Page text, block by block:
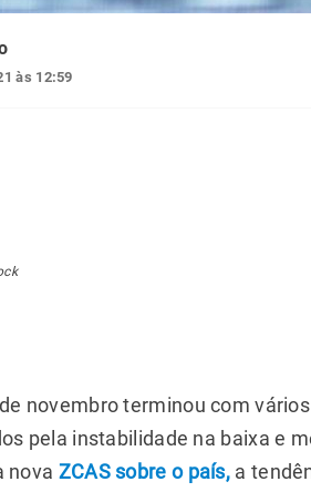
às 12:59
novembro terminou com
pela instabilidade na baixa e
nova ZCAS sobre o país, a